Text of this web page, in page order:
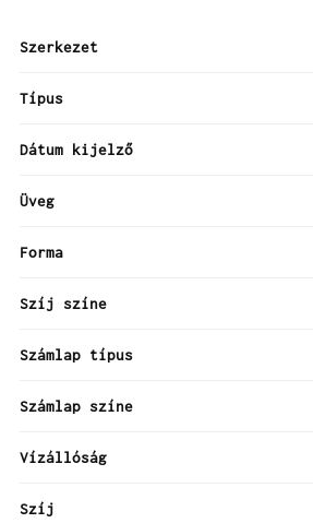
Szerkezet
Típus
Dátum kijelző
Üveg
Forma
Szíj színe
Számlap típus
Számlap színe
Vízállóság
Szíj